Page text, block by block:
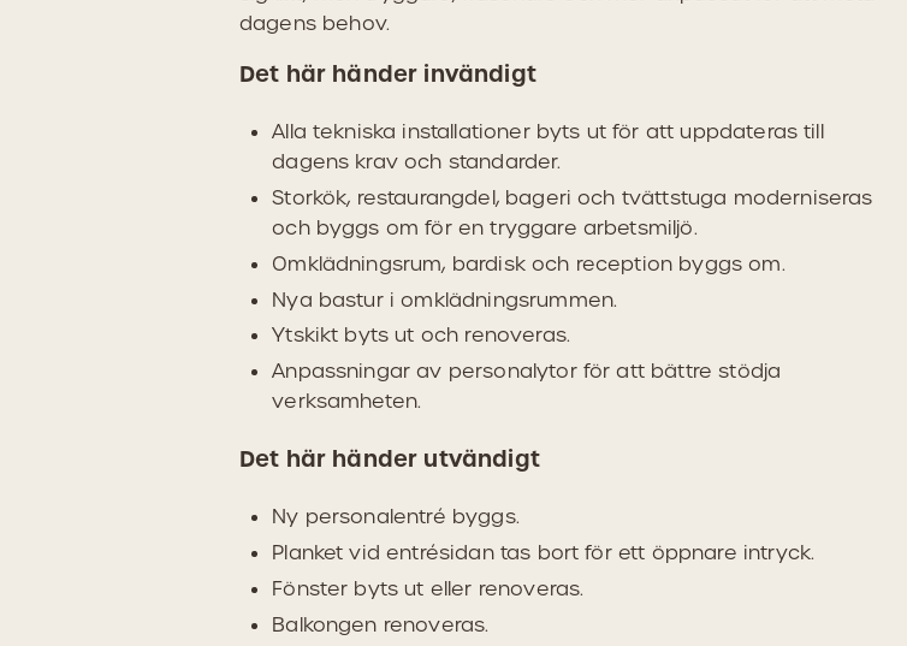
dagens behov.
Det här händer invändigt
Alla tekniska installationer byts ut för att uppdateras till
dagens krav och standarder.
Storkök, restaurangdel, bageri och tvättstuga moderniseras
och byggs om för en tryggare arbetsmiljö.
Omklädningsrum, bardisk och reception byggs om.
Nya bastur i omklädningsrummen.
Ytskikt byts ut och renoveras.
Anpassningar av personalytor för att bättre stödja
verksamheten.
Det här händer utvändigt
Ny personalentré byggs.
Planket vid entrésidan tas bort för ett öppnare intryck.
Fönster byts ut eller renoveras.
Balkongen renoveras.